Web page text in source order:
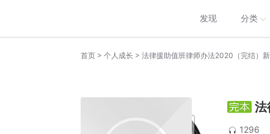
发现 分类
首页 > 个人成长 > 法律援助值班律师办法2020（完结）
法
1296